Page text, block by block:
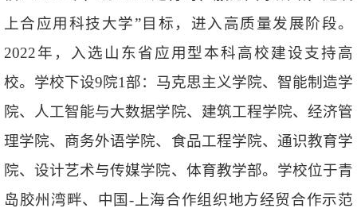
上合应用科技大学”目标，进入高质量发展阶段。
2022年，入选山东省应用型本科高校建设支持高
校。学校下设9院1部：马克思主义学院、智能制造学
院、人工智能与大数据学院、建筑工程学院、经济管
理学院、商务外语学院、食品工程学院、通识教育学
院、设计艺术与传媒学院、体育教学部。学校位于青
岛胶州湾畔、中国-上海合作组织地方经贸合作示范